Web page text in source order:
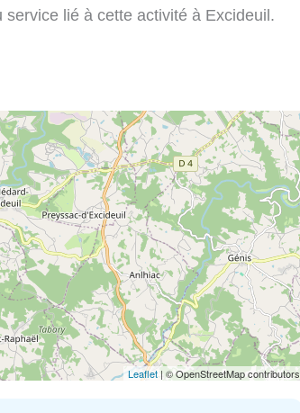
lié à cette activité à Excideuil.
Leaflet | © OpenStreetMap contributors